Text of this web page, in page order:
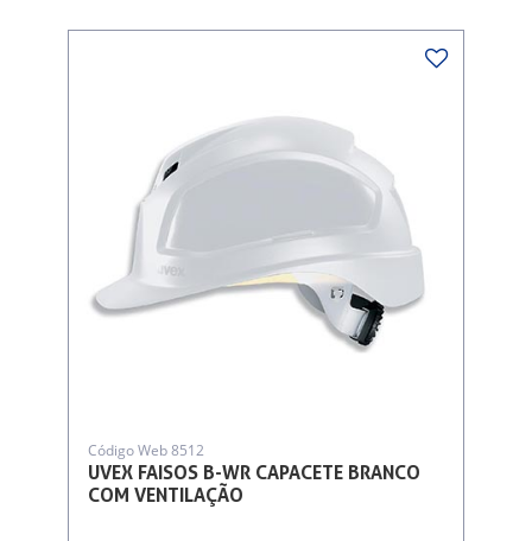
UVEX FAISOS B-WR CAPACETE BRANCO
COM VENTILAÇÃO
Código Web 8512